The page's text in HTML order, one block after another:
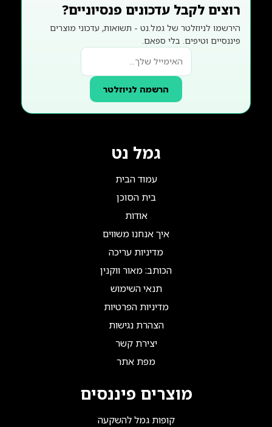
רוצים לקבל עדכונים פנסיוניים?
הירשמו לניוזלטר של גמל.נט - תשואות, עדכוני מוצרים
פיננסיים וטיפים. בלי ספאם.
הרשמה לניוזלטר
גמל נט
עמוד הבית
בית הסוכן
אודות
איך אנחנו משווים
מדיניות עריכה
הכותב: מאור ווקנין
תנאי השימוש
מדיניות הפרטיות
הצהרת נגישות
יצירת קשר
מפת אתר
מוצרים פיננסים
קופות גמל להשקעה